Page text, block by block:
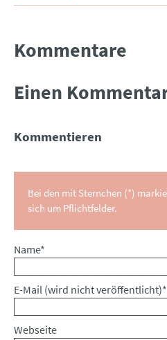
Kommentare
Einen
Kommentieren
Bei den mit Sternchen (*)
sich um Pflichtfelder.
Pflichtfeld
Name*
Pflichtfeld
E-Mail (wird nicht veröffentlicht)*
Webseite